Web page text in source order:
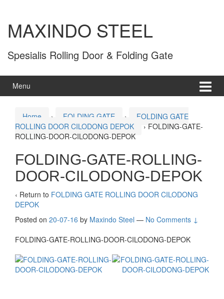
MAXINDO STEEL
Spesialis Rolling Door & Folding Gate
Menu
Home › FOLDING GATE ›
FOLDING GATE
ROLLING DOOR CILODONG DEPOK
› FOLDING-GATE-
ROLLING-DOOR-CILODONG-DEPOK
FOLDING-GATE-ROLLING-
DOOR-CILODONG-DEPOK
‹ Return to FOLDING GATE ROLLING DOOR CILODONG
DEPOK
Posted on 20-07-16 by Maxindo Steel — No Comments ↓
FOLDING-GATE-ROLLING-DOOR-CILODONG-DEPOK